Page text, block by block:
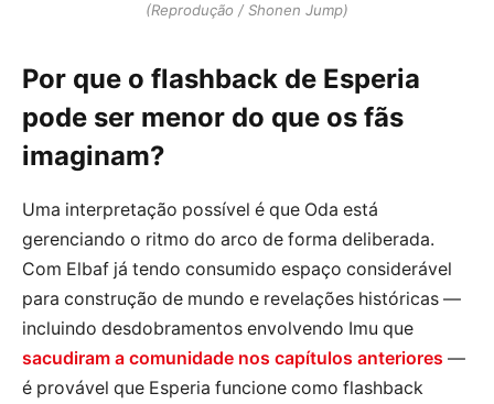
(Reprodução / Shonen Jump)
Por que o flashback de Esperia
pode ser menor do que os fãs
imaginam?
Uma interpretação possível é que Oda está
gerenciando o ritmo do arco de forma deliberada.
Com Elbaf já tendo consumido espaço considerável
para construção de mundo e revelações históricas —
incluindo desdobramentos envolvendo Imu que
sacudiram a comunidade nos capítulos anteriores —
é provável que Esperia funcione como flashback